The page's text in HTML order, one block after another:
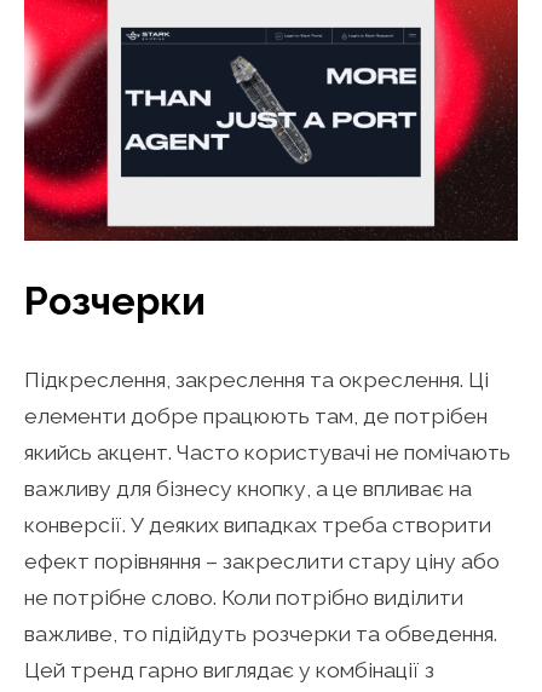
Розчерки
Підкреслення, закреслення та окреслення. Ці
елементи добре працюють там, де потрібен
якийсь акцент. Часто користувачі не помічають
важливу для бізнесу кнопку, а це впливає на
конверсії. У деяких випадках треба створити
ефект порівняння – закреслити стару ціну або
не потрібне слово. Коли потрібно виділити
важливе, то підійдуть розчерки та обведення.
Цей тренд гарно виглядає у комбінації з